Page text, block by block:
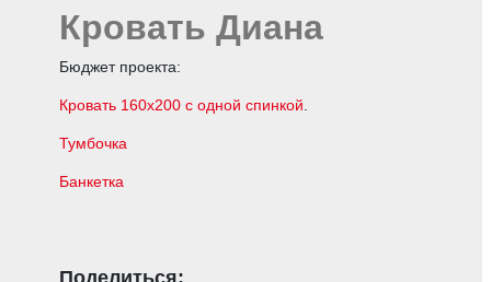
Кровать Диана
Бюджет проекта:
Кровать 160х200 с одной спинкой.
Тумбочка
Банкетка